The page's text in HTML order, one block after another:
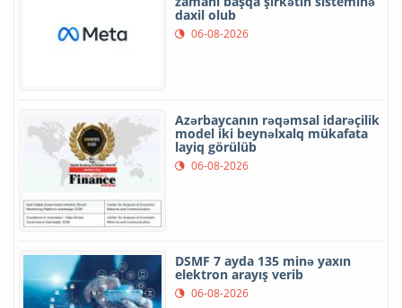
daxil olub
06-08-2026
Azərbaycanın rəqəmsal idarəçilik
model iki beynəlxalq mükafata
layiq görülüb
06-08-2026
DSMF 7 ayda 135 minə yaxın
elektron arayış verib
06-08-2026